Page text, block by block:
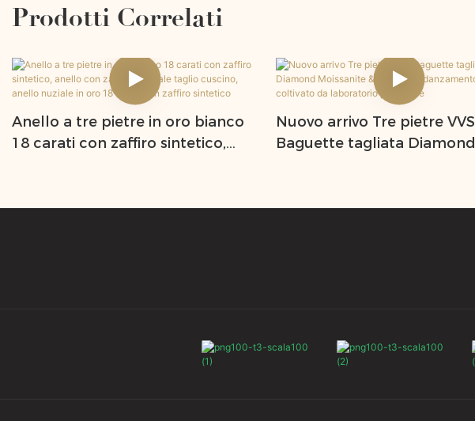
Prodotti Correlati
Anello a tre pietre in oro bianco
18 carati con zaffiro sintetico,
carati con zaffiro sintetico
Nuovo arrivo Tre pietre VVS
Baguette tagliata Diamond
da laboratorio per donne